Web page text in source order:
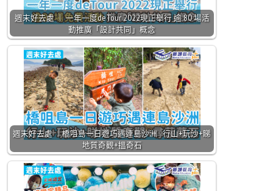
週末好去處 ｜ 一年一度deTour 2022現正舉行 逾 80 場活
動推廣「設計共同」概念
週末好去處 ｜橋咀島一日遊巧遇連島沙洲 行山+玩沙+睇
地質奇觀+搵奇石